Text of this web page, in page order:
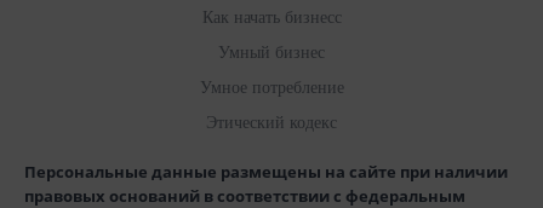
Как начать бизнесс
Умный бизнес
Умное потребление
Этический кодекс
Персональные данные размещены на сайте при наличии
правовых оснований в соответствии с федеральным